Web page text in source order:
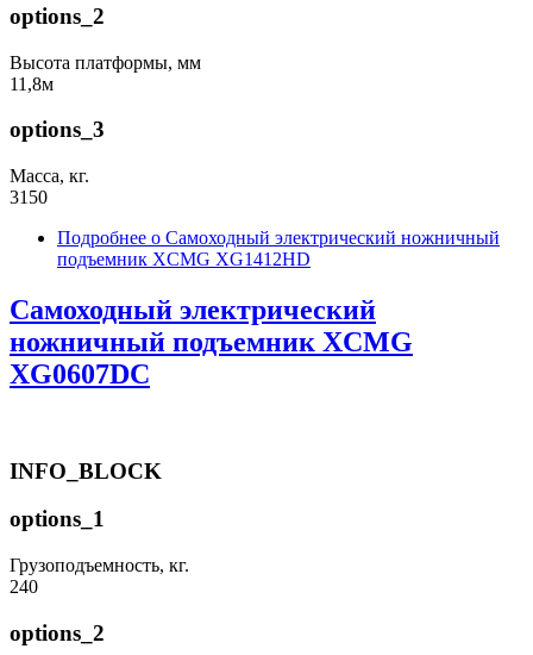
options_2
Высота платформы, мм
11,8м
options_3
Масса, кг.
3150
Подробнее о Самоходный электрический ножничный
подъемник XCMG XG1412HD
Самоходный электрический
ножничный подъемник XCMG
XG0607DC
INFO_BLOCK
options_1
Грузоподъемность, кг.
240
options_2